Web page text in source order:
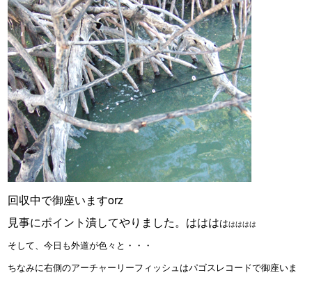
回収中で御座いますorz
見事にポイント潰してやりました。はははははははは
そして、今日も外道が色々と・・・
ちなみに右側のアーチャーリーフィッシュはパゴスレコードで御座いま